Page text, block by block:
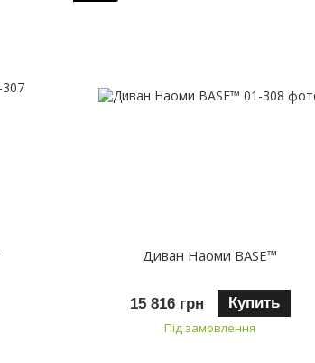
Диван Наоми BASE™
15 816 грн Купить
Під замовлення